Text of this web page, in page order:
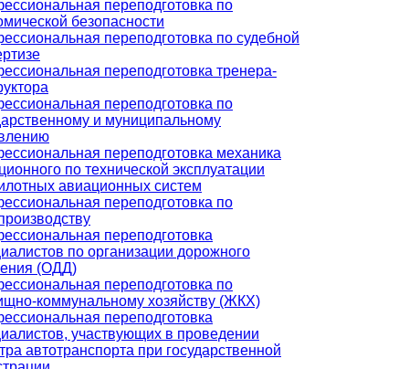
переподготовка по
безопасности
переподготовка по судебной
переподготовка тренера-
переподготовка по
и муниципальному
переподготовка механика
по технической эксплуатации
авиационных систем
переподготовка по
переподготовка
по организации дорожного
(ОДД)
переподготовка по
коммунальному хозяйству (ЖКХ)
переподготовка
участвующих в проведении
автотранспорта при государственной